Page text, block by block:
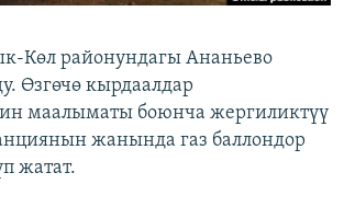
Көл районундагы Ананьево
Өзгөчө кырдаалдар
маалыматы боюнча жергиликтүү
жанында газ баллондор
жатат.